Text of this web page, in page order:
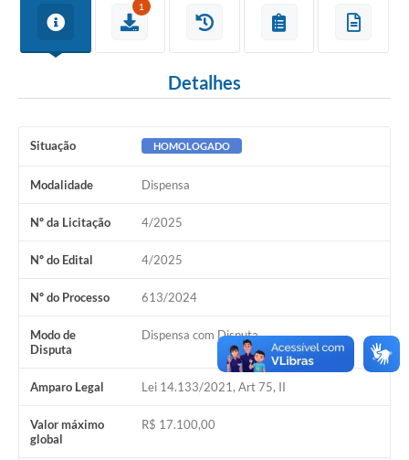
1
Detalhes
Situação HOMOLOGADO
Modalidade Dispensa
Nº da Licitação 4/2025
Nº do Edital 4/2025
Nº do Processo 613/2024
Modo de
Disputa
Dispensa com Disputa
Amparo Legal Lei 14.133/2021, Art 75, II
Valor máximo
global
R$ 17.100,00